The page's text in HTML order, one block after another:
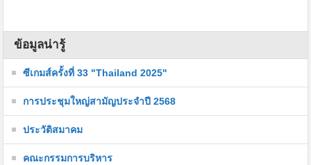
ข้อมูลน่ารู้
ซีเกมส์ครั้งที่ 33 "Thailand 2025"
การประชุมใหญ่สามัญประจำปี 2568
ประวัติสมาคม
คณะกรรมการบริหาร